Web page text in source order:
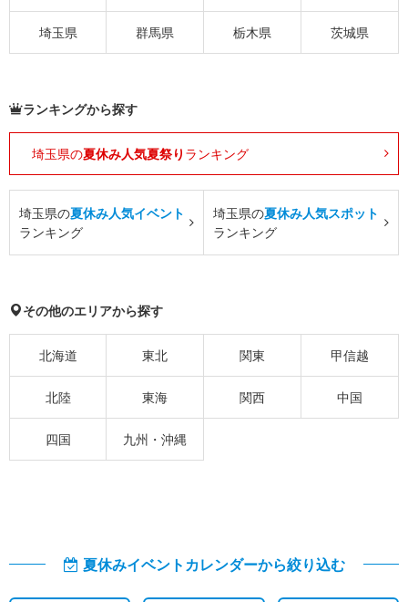
埼玉県 群馬県 栃木県 茨城県
ランキングから探す
埼玉県の夏休み人気夏祭り ランキング
埼玉県の夏休み人気イベント
ランキング
埼玉県の夏休み人気スポット
ランキング
その他のエリアから探す
北海道 東北 関東 甲信越
北陸 東海 関西 中国
四国 九州・沖縄
夏休みイベントカレンダーから絞り込む